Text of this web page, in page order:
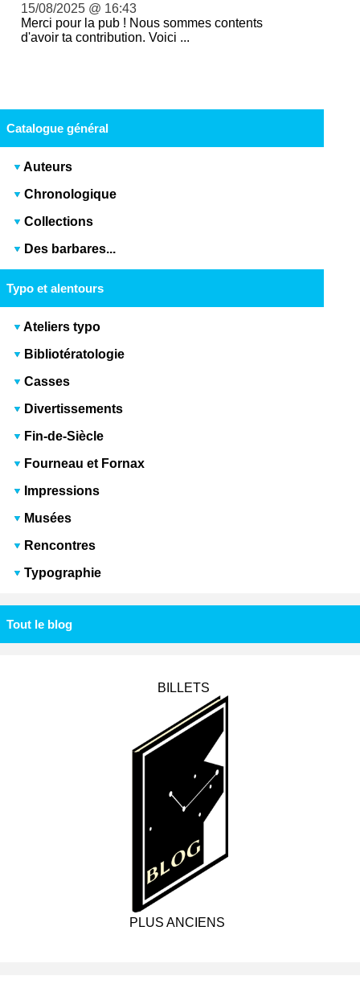
15/08/2025 @ 16:43
Merci pour la pub ! Nous sommes contents
d'avoir ta contribution. Voici ...
Catalogue général
Auteurs
Chronologique
Collections
Des barbares...
Typo et alentours
Ateliers typo
Bibliotératologie
Casses
Divertissements
Fin-de-Siècle
Fourneau et Fornax
Impressions
Musées
Rencontres
Typographie
Tout le blog
BILLETS
PLUS ANCIENS